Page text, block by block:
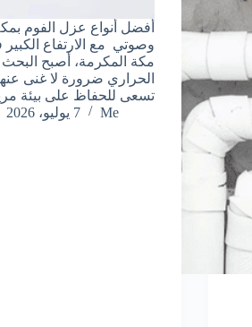
وصوتي مع الارتفاع
مكة المكرمة، أصبح
الحراري ضرورة لا غنى
تسعى للحفاظ على بيئة
Me
7 يوليو، 2026